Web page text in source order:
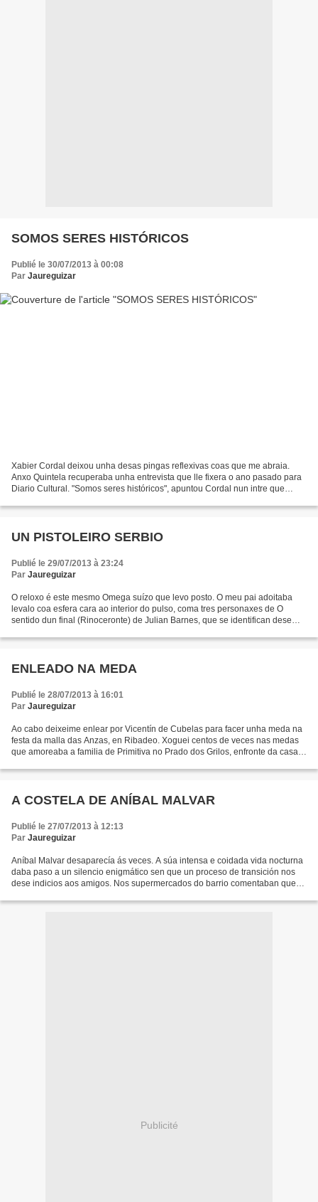
SOMOS SERES HISTÓRICOS
Publié le 30/07/2013 à 00:08
Par Jaureguizar
Xabier Cordal deixou unha desas pingas reflexivas coas que me abraia.
Anxo Quintela recuperaba unha entrevista que lle fixera o ano pasado para
Diario Cultural. "Somos seres históricos", apuntou Cordal nun intre que
UN PISTOLEIRO SERBIO
Publié le 29/07/2013 à 23:24
Par Jaureguizar
O reloxo é este mesmo Omega suízo que levo posto. O meu pai adoitaba
levalo coa esfera cara ao interior do pulso, coma tres personaxes de O
sentido dun final (Rinoceronte) de Julian Barnes, que se identifican dese
ENLEADO NA MEDA
Publié le 28/07/2013 à 16:01
Par Jaureguizar
Ao cabo deixeime enlear por Vicentín de Cubelas para facer unha meda na
festa da malla das Anzas, en Ribadeo. Xoguei centos de veces nas medas
que amoreaba a familia de Primitiva no Prado dos Grilos, enfronte da casa;
A COSTELA DE ANÍBAL MALVAR
Publié le 27/07/2013 à 12:13
Par Jaureguizar
Aníbal Malvar desaparecía ás veces. A súa intensa e coidada vida nocturna
daba paso a un silencio enigmático sen que un proceso de transición nos
dese indicios aos amigos. Nos supermercados do barrio comentaban que
Publicité